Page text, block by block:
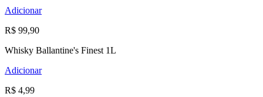
Adicionar
R$ 99,90
Whisky Ballantine's Finest 1L
Adicionar
R$ 4,99